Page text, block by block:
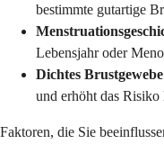
bestimmte gutartige
Lebensjahr oder
Dichtes
und erhöht das Risiko
Faktoren, die Sie